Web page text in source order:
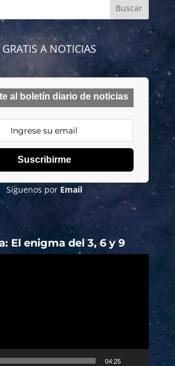
A NOTICIAS
al boletín diario de noticias
Suscribirme
Síguenos por Email
El enigma del 3, 6 y 9
04:25